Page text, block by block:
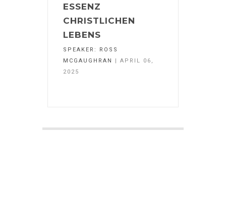
ESSENZ
CHRISTLICHEN
LEBENS
SPEAKER:
ROSS
MCGAUGHRAN
| APRIL 06,
2025